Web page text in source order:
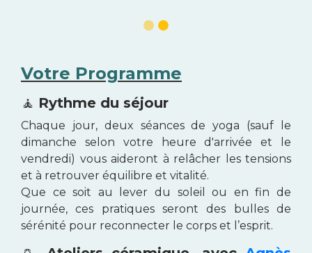
Votre Programme
🧘 Rythme du séjour
Chaque jour, deux séances de yoga (sauf le
dimanche selon votre heure d'arrivée et le
vendredi) vous aideront à relâcher les tensions
et à retrouver équilibre et vitalité.
Que ce soit au lever du soleil ou en fin de
journée, ces pratiques seront des bulles de
sérénité pour reconnecter le corps et l’esprit.